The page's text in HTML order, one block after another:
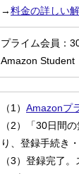
→料金の詳しい
プライム会員：
Amazon Student
（1） Amazonプ
（2）「30日間
り、登録手続き
（3）登録完了